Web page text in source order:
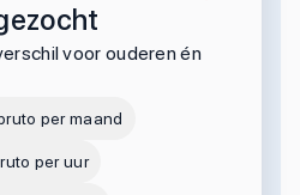
voor ouderen én
per maand
per uur